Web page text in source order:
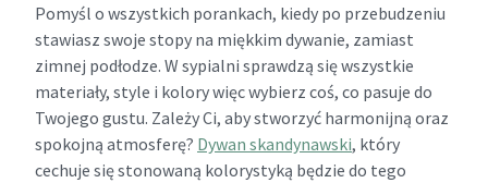
Pomyśl o wszystkich porankach, kiedy po przebudzeniu
stawiasz swoje stopy na miękkim dywanie, zamiast
zimnej podłodze. W sypialni sprawdzą się wszystkie
materiały, style i kolory więc wybierz coś, co pasuje do
Twojego gustu. Zależy Ci, aby stworzyć harmonijną oraz
spokojną atmosferę? Dywan skandynawski, który
cechuje się stonowaną kolorystyką będzie do tego